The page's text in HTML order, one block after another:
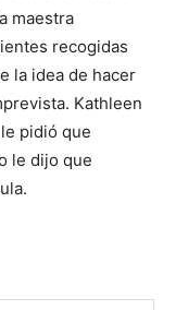
maestra
recogidas
la idea de hacer
Kathleen
pidió que
le dijo que